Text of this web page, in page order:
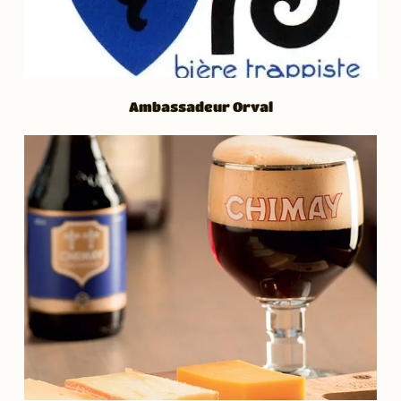
Ambassadeur Orval